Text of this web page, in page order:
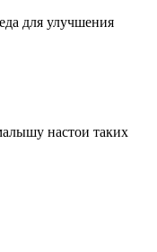
для улучшения
настои таких